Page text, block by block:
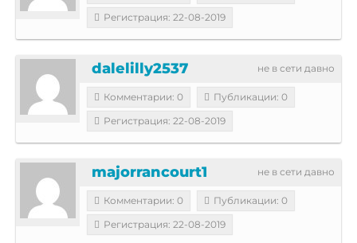
Регистрация: 22-08-2019
не в сети давно
dalelilly2537
Комментарии: 0
Публикации: 0
Регистрация: 22-08-2019
не в сети давно
majorrancourt1
Комментарии: 0
Публикации: 0
Регистрация: 22-08-2019